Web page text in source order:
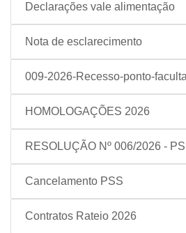
Declarações vale alimentação
Nota de esclarecimento
009-2026-Recesso-ponto-
HOMOLOGAÇÕES 2026
RESOLUÇÃO Nº 006/2026 -
Cancelamento PSS
Contratos Rateio 2026